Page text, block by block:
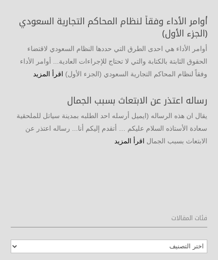
أوامر الأداء وفقاً لنظام المحاكم التجارية السعودي
(الجزء الأول)
أوامر الأداء هي احدى الطرق التي حددها النظام السعودي لاقتضاء
الحقوق الثابتة بالكتابة والتي لا تحتاج للإجراءات العادية... أوامر الأداء
وفقاً لنظام المحاكم التجارية السعودي (الجزء الأول) اقرأ المزيد
رساله اعتذر عن الابتعاث بسبب الجمال
يقال ان هذه الرساله (ايميل أرسله احد الطلبه بمدينة سياتل للملحقية
سعادة الأستاذه السلام عليكم … أتقدم إليكم أنا... رساله اعتذر عن
الابتعاث بسبب الجمال اقرأ المزيد
فئات المقالات
فئات
المقالات